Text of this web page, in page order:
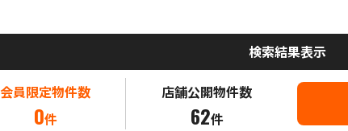
検索結果表示
会員限定物件数
0件
店舗公開物件数
62件